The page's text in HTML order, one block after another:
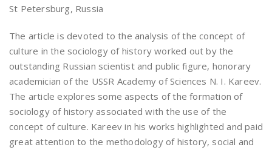
St Petersburg, Russia
The article is devoted to the analysis of the concept of
culture in the sociology of history worked out by the
outstanding Russian scientist and public figure, honorary
academician of the USSR Academy of Sciences N. I. Kareev.
The article explores some aspects of the formation of
sociology of history associated with the use of the
concept of culture. Kareev in his works highlighted and paid
great attention to the methodology of history, social and